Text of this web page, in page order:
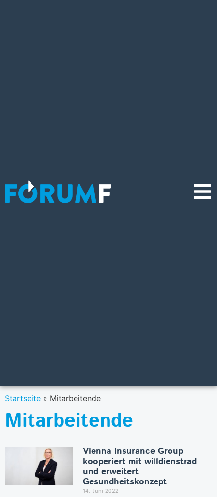
Startseite » Mitarbeitende
Mitarbeitende
Vienna Insurance Group
kooperiert mit willdienstrad
und erweitert
Gesundheitskonzept
14. Juni 2022